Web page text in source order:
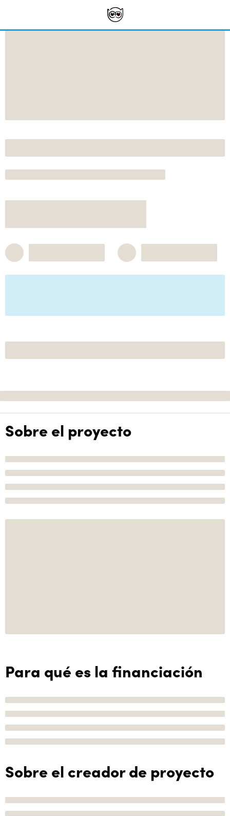
Sobre el proyecto
Para qué es la financiación
Sobre el creador de proyecto